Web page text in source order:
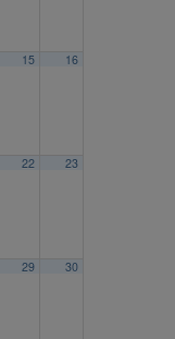
15 16
22 23
29 30